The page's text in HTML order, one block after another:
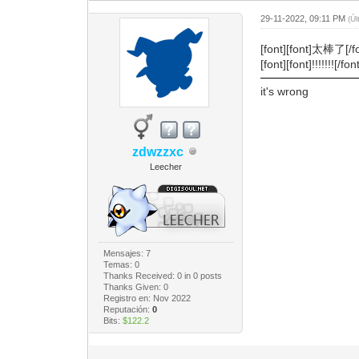
zdwzzxc
Leecher
Mensajes: 7
Temas: 0
Thanks Received: 0in 0 posts
Thanks Given: 0
Registro en: Nov 2022
Reputación: 0
Bits: $122.2
29-11-2022, 09:11 PM
[font][font]太棒了[/
[font][font]!!!!!!![/
it's wrong